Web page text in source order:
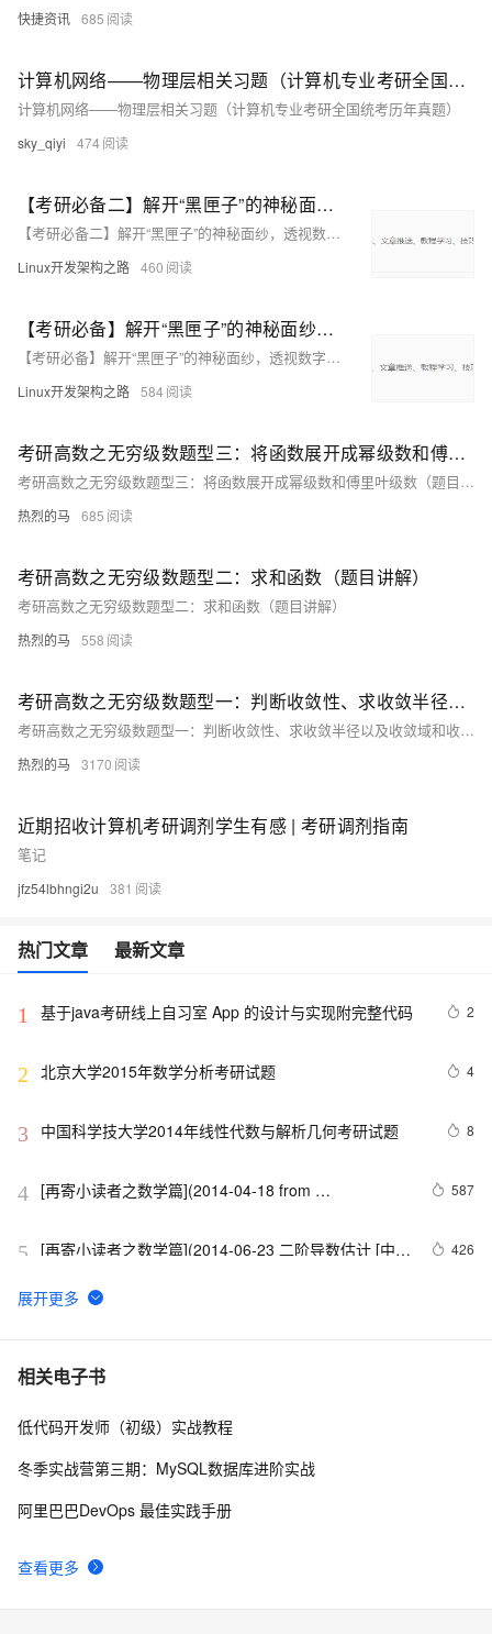
快捷资讯 685
计算机网络——物理层相关习题（计算机专业考研全国统考历年真题）
计算机网络——物理层相关习题（计算机专业考研全国统考历年真题）
sky_qiyi 474
【考研必备二】解开“黑匣子”的神秘面纱，透视数字世界底层实现过程（计算机组成原理）（上）
【考研必备二】解开“黑匣子”的神秘面纱，透视数字世界底层实现过程（计算机组成原理）（上）
Linux开发架构之路 460
【考研必备】解开“黑匣子”的神秘面纱，透视数字世界底层实现过程（计算机组成原理）（上）
【考研必备】解开“黑匣子”的神秘面纱，透视数字世界底层实现过程（计算机组成原理）
Linux开发架构之路 584
考研高数之无穷级数题型三：将函数展开成幂级数和傅里叶级数（题目讲解）
考研高数之无穷级数题型三：将函数展开成幂级数和傅里叶级数（题目讲解）
热烈的马 685
考研高数之无穷级数题型二：求和函数（题目讲解）
考研高数之无穷级数题型二：求和函数（题目讲解）
热烈的马 558
考研高数之无穷级数题型一：判断收敛性、求收敛半径以及收敛域和收敛区间（题目讲解）
考研高数之无穷级数题型一：判断收敛性、求收敛半径以及收敛域和收敛区间（题目讲解）
热烈的马 3170
近期招收计算机考研调剂学生有感 | 考研调剂指南
笔记
jfz54lbhngi2u 381
热门文章 最新文章
1 基于java考研线上自习室 App 的设计与实现附完整代码 2
2 北京大学2015年数学分析考研试题 4
3 中国科学技大学2014年线性代数与解析几何考研试题 8
4 [再寄小读者之数学篇](2014-04-18 from
试题]特征多项式的互素分解)
587
5 [再寄小读者之数学篇](2014-06-23 二阶导数估计 [中国
426
6
[家里蹲大学数学杂志]第260期华南师范大学2013年数
7 厦门大学2016年高等代数考研试题参考解答
8 [再寄小读者之数学篇](2014-06-23 积分不等式 [中国科学
考研试题参考解答
352558840@qq.com [南开大学 2014 年高等代数考研
相关电子书
查看更多
低代码开发师（初级）实战教程
冬季实战营第三期：MySQL数据库进阶实战
阿里巴巴DevOps 最佳实践手册